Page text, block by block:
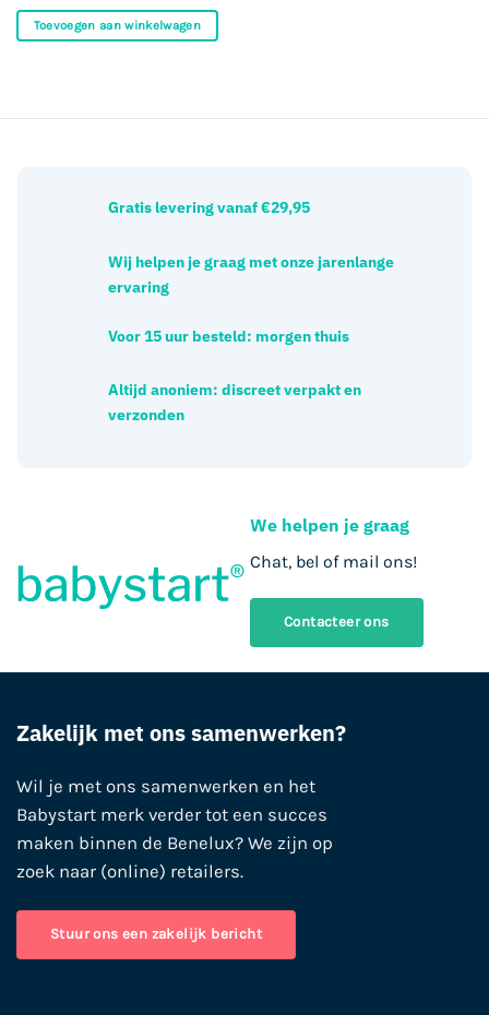
was:
€ 149,85.
is:
€ 129,95.
Toevoegen aan winkelwagen
We helpen je graag
Chat, bel of mail ons!
Contacteer ons
Gratis levering vanaf €29,95
Wij helpen je graag met onze jarenlange
ervaring
Voor 15 uur besteld: morgen thuis
Altijd anoniem: discreet verpakt en
verzonden
Zakelijk met ons samenwerken?
Wil je met ons samenwerken en het
Babystart merk verder tot een succes
maken binnen de Benelux? We zijn op
zoek naar (online) retailers.
Stuur ons een zakelijk bericht